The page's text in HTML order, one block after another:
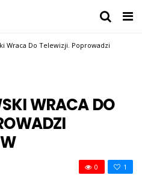
Wraca Do Telewizji. Poprowadzi
WRACA DO
1
0